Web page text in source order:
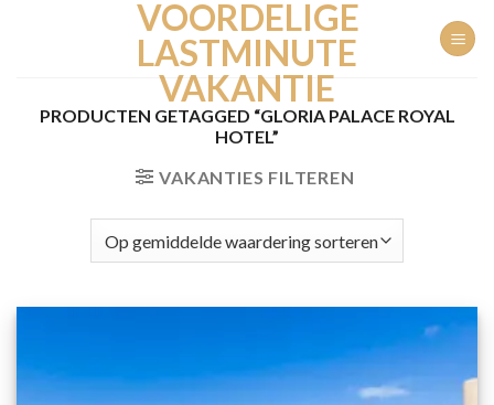
VOORDELIGE
LASTMINUTE
VAKANTIE
PRODUCTEN GETAGGED “GLORIA PALACE ROYAL
HOTEL”
VAKANTIES FILTEREN